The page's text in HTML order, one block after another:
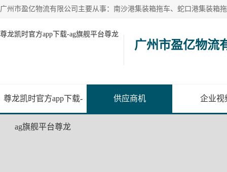
尊龙凯时官方app下载-ag旗舰平台尊龙
广州市盈亿物流
尊龙凯时官方app下载-
ag旗舰平台尊龙
供应商机 企业视